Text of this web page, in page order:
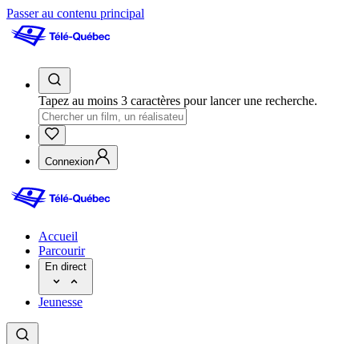
Passer au contenu principal
Tapez au moins 3 caractères pour lancer une recherche.
Connexion
Accueil
Parcourir
En direct
Jeunesse